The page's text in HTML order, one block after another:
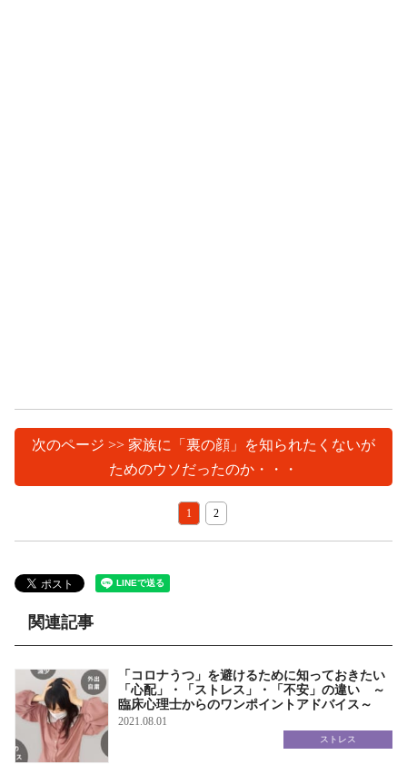
次のページ >> 家族に「裏の顔」を知られたくないが
ためのウソだったのか・・・
1 2
関連記事
「コロナうつ」を避けるために知っておきたい
「心配」・「ストレス」・「不安」の違い ～
臨床心理士からのワンポイントアドバイス～
2021.08.01
ストレス